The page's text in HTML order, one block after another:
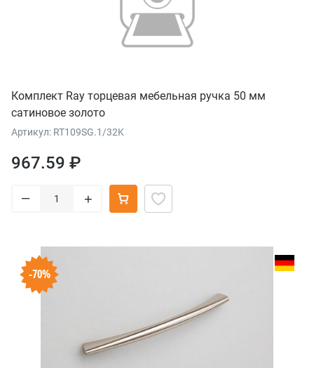
Комплект Ray торцевая мебельная ручка 50 мм
сатиновое золото
Артикул: RT109SG.1/32K
967.59 ₽
– +
-70%